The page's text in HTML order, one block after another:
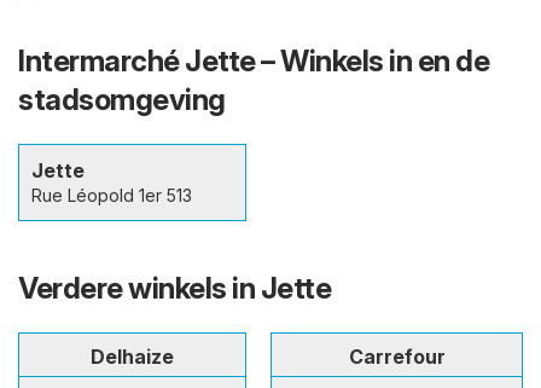
Intermarché Jette – Winkels in en de
stadsomgeving
Jette
Rue Léopold 1er 513
Verdere winkels in Jette
Delhaize
Carrefour